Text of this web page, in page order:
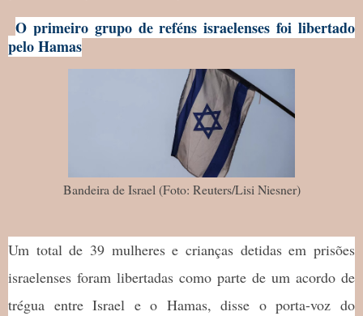
O primeiro grupo de reféns israelenses foi libertado
pelo Hamas
Bandeira de Israel (Foto: Reuters/Lisi Niesner)
Um total de 39 mulheres e crianças detidas em prisões
israelenses foram libertadas como parte de um acordo de
trégua entre Israel e o Hamas, disse o porta-voz do